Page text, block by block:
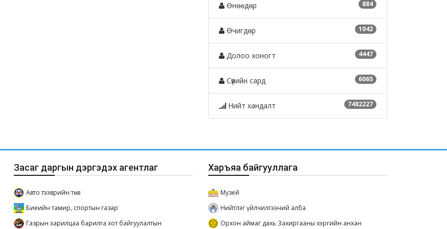
884
Өнөөдөр
1042
Өчигдөр
4447
Долоо хоногт
6065
Сүүлийн сард
7482227
Нийт хандалт
Засаг даргын дэргэдэх агентлаг
Авто тээврийн төв
Биеийн тамир, спортын газар
Газрын харилцаа барилга хот байгуулалтын
Харъяа байгууллага
Музей
Нийтлэг үйлчилгээний алба
Орхон аймаг дахь Захиргааны хэргийн анхан